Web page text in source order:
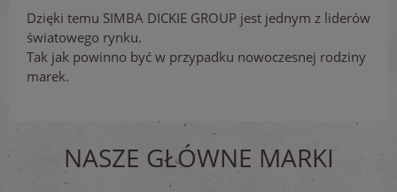
Dzięki temu SIMBA DICKIE GROUP jest jednym z liderów
światowego rynku.
Tak jak powinno być w przypadku nowoczesnej rodziny
marek.
NASZE GŁÓWNE MARKI